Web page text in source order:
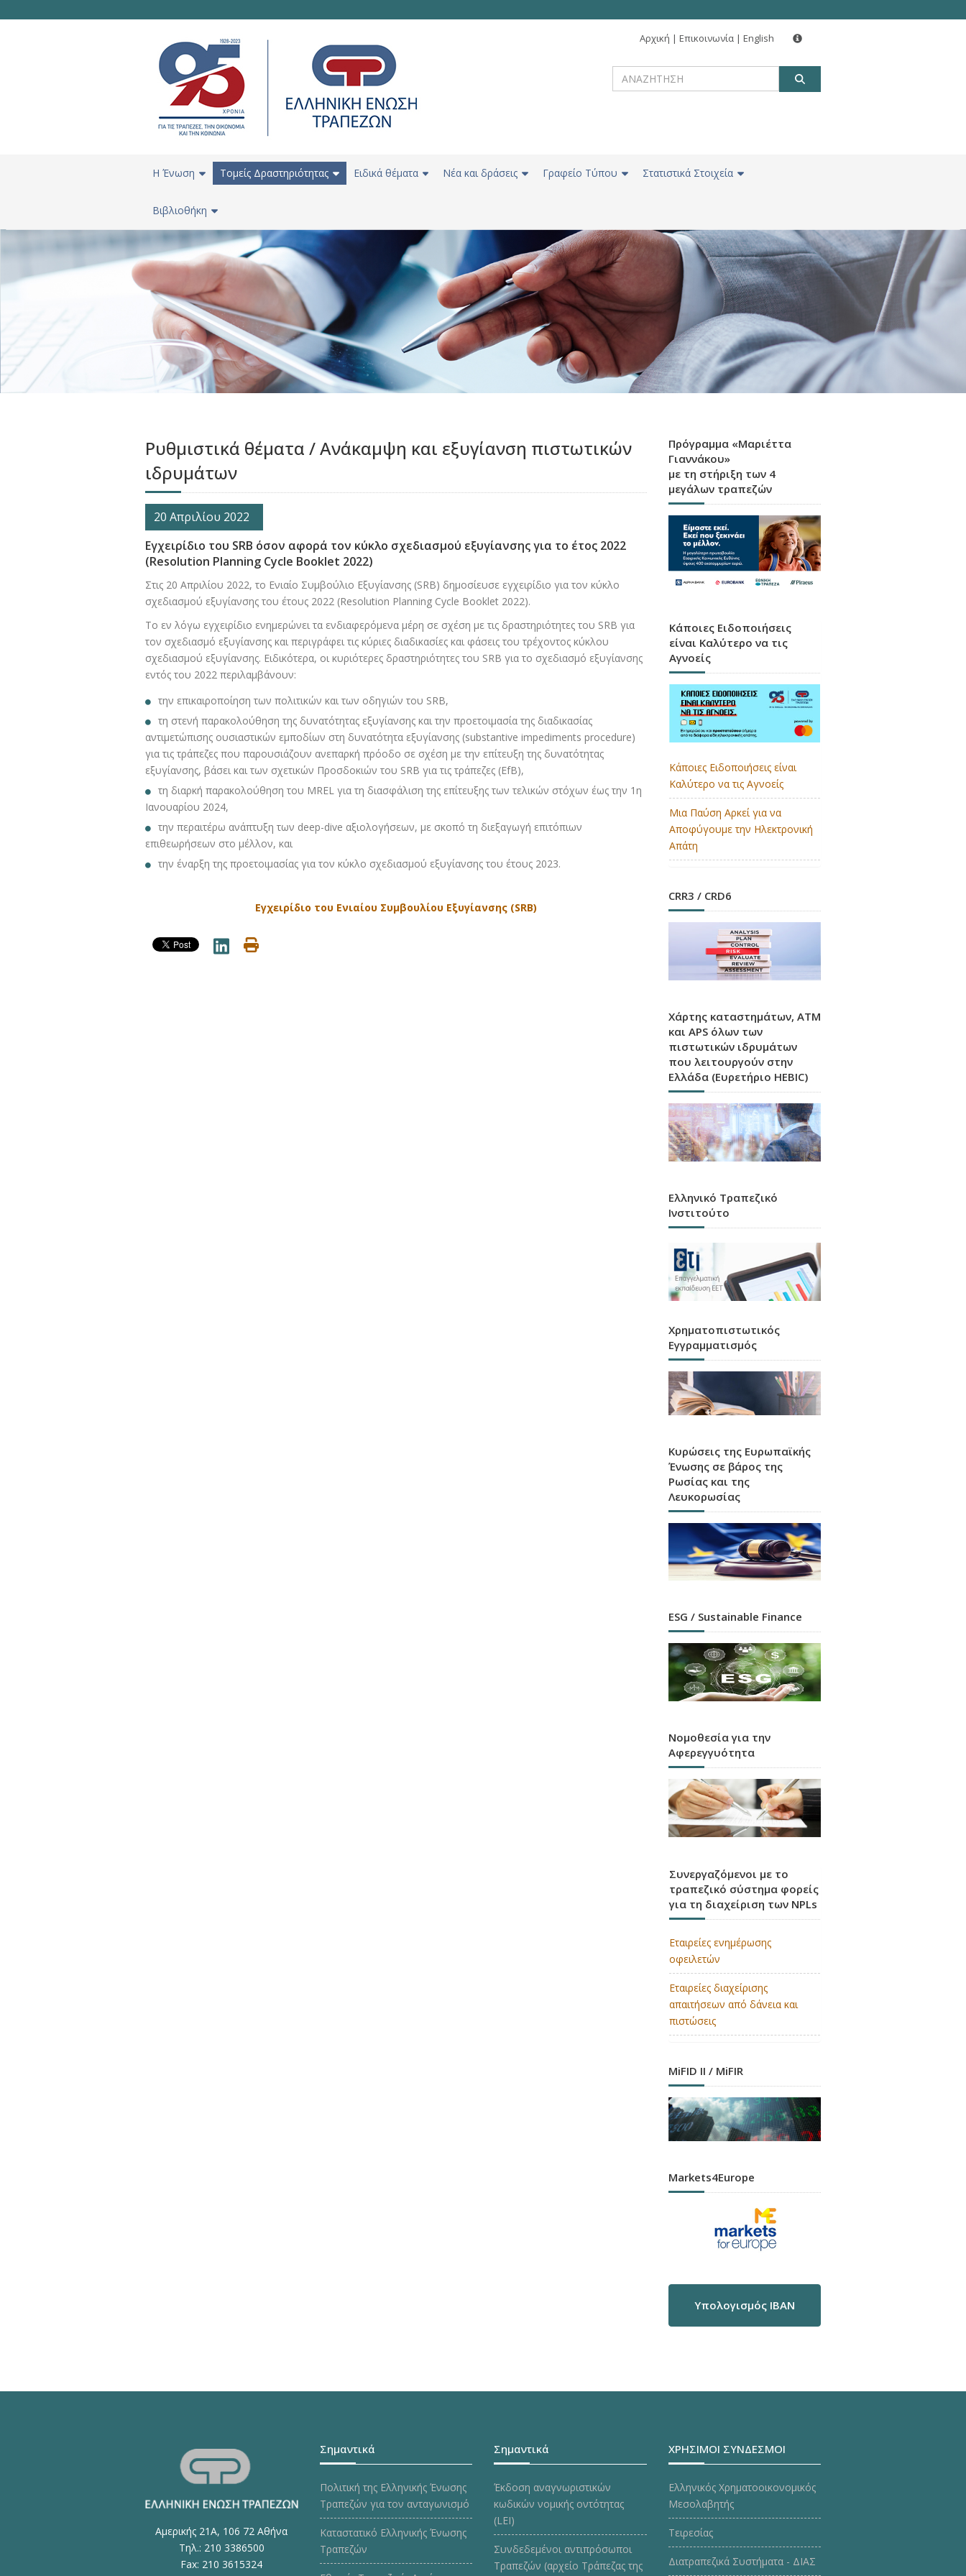
Αρχική | Επικοινωνία | English
H Ένωση Τομείς Δραστηριότητας Ειδικά θέματα Νέα και δράσεις Γραφείο Τύπου Στατιστικά Στοιχεία
Βιβλιοθήκη
Ρυθμιστικά θέματα / Ανάκαμψη και εξυγίανση πιστωτικών
ιδρυμάτων
20 Απριλίου 2022
Εγχειρίδιο του SRB όσον αφορά τον κύκλο σχεδιασμού εξυγίανσης για το έτος 2022
(Resolution Planning Cycle Booklet 2022)
Στις 20 Απριλίου 2022, το Ενιαίο Συμβούλιο Εξυγίανσης (SRB) δημοσίευσε εγχειρίδιο για τον κύκλο
σχεδιασμού εξυγίανσης του έτους 2022 (Resolution Planning Cycle Booklet 2022).
Το εν λόγω εγχειρίδιο ενημερώνει τα ενδιαφερόμενα μέρη σε σχέση με τις δραστηριότητες του SRB για
τον σχεδιασμό εξυγίανσης και περιγράφει τις κύριες διαδικασίες και φάσεις του τρέχοντος κύκλου
σχεδιασμού εξυγίανσης. Ειδικότερα, οι κυριότερες δραστηριότητες του SRB για το σχεδιασμό εξυγίανσης
εντός του 2022 περιλαμβάνουν:
την επικαιροποίηση των πολιτικών και των οδηγιών του SRB,
τη στενή παρακολούθηση της δυνατότητας εξυγίανσης και την προετοιμασία της διαδικασίας
αντιμετώπισης ουσιαστικών εμποδίων στη δυνατότητα εξυγίανσης (substantive impediments procedure)
για τις τράπεζες που παρουσιάζουν ανεπαρκή πρόοδο σε σχέση με την επίτευξη της δυνατότητας
εξυγίανσης, βάσει και των σχετικών Προσδοκιών του SRB για τις τράπεζες (EfB),
τη διαρκή παρακολούθηση του MREL για τη διασφάλιση της επίτευξης των τελικών στόχων έως την 1η
Ιανουαρίου 2024,
την περαιτέρω ανάπτυξη των deep-dive αξιολογήσεων, με σκοπό τη διεξαγωγή επιτόπιων
επιθεωρήσεων στο μέλλον, και
την έναρξη της προετοιμασίας για τον κύκλο σχεδιασμού εξυγίανσης του έτους 2023.
Εγχειρίδιο του Ενιαίου Συμβουλίου Εξυγίανσης (SRB)
Πρόγραμμα «Μαριέττα
Γιαννάκου»
με τη στήριξη των 4
μεγάλων τραπεζών
Κάποιες Ειδοποιήσεις
είναι Καλύτερο να τις
Αγνοείς
Κάποιες Ειδοποιήσεις είναι
Καλύτερο να τις Αγνοείς
Μια Παύση Αρκεί για να
Αποφύγουμε την Ηλεκτρονική
Απάτη
CRR3 / CRD6
Χάρτης καταστημάτων, ATM
και APS όλων των
πιστωτικών ιδρυμάτων
που λειτουργούν στην
Ελλάδα (Ευρετήριο HEBIC)
Ελληνικό Τραπεζικό
Ινστιτούτο
Χρηματοπιστωτικός
Εγγραμματισμός
Κυρώσεις της Ευρωπαϊκής
Ένωσης σε βάρος της
Ρωσίας και της
Λευκορωσίας
ESG / Sustainable Finance
Νομοθεσία για την
Αφερεγγυότητα
Συνεργαζόμενοι με το
τραπεζικό σύστημα φορείς
για τη διαχείριση των NPLs
Εταιρείες ενημέρωσης
οφειλετών
Εταιρείες διαχείρισης
απαιτήσεων από δάνεια και
πιστώσεις
MiFID II / MiFIR
Markets4Europe
Υπολογισμός IBAN
Αμερικής 21Α, 106 72 Αθήνα
Τηλ.: 210 3386500
Fax: 210 3615324
Σημαντικά
Πολιτική της Ελληνικής Ένωσης
Τραπεζών για τον ανταγωνισμό
Καταστατικό Ελληνικής Ένωσης
Τραπεζών
Σημαντικά
Έκδοση αναγνωριστικών
κωδικών νομικής οντότητας
(LEI)
Συνδεδεμένοι αντιπρόσωποι
Τραπεζών (αρχείο Τράπεζας της
ΧΡΗΣΙΜΟΙ ΣΥΝΔΕΣΜΟΙ
Ελληνικός Χρηματοοικονομικός
Μεσολαβητής
Τειρεσίας
Διατραπεζικά Συστήματα - ΔΙΑΣ